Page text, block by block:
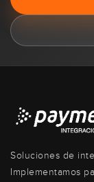
Soluciones de
Implementamos